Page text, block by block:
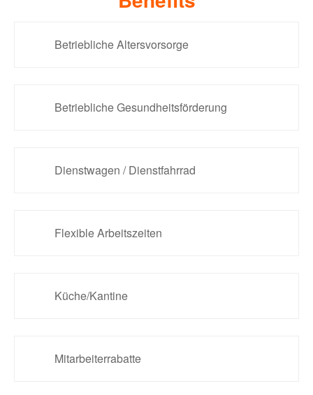
Betriebliche Altersvorsorge
Betriebliche Gesundheitsförderung
Dienstwagen / Dienstfahrrad
Flexible Arbeitszeiten
Küche/Kantine
Mitarbeiterrabatte